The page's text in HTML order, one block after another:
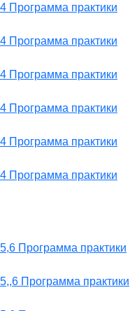
Программа практики
Программа практики
Программа практики
Программа практики
Программа практики
Программа практики
Программа практики
Программа практики